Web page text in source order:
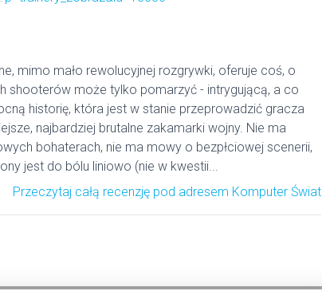
mimo mało rewolucyjnej rozgrywki, oferuje coś, o
shooterów może tylko pomarzyć - intrygującą, a co
historię, która jest w stanie przeprowadzić gracza
najbardziej brutalne zakamarki wojny. Nie ma
bohaterach, nie ma mowy o bezpłciowej scenerii,
jest do bólu liniowo (nie w kwestii...
Przeczytaj całą recenzję pod adresem Komputer Świat